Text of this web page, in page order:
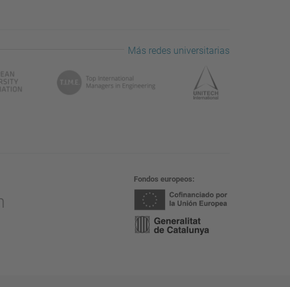
Más redes universitarias
Fondos europeos